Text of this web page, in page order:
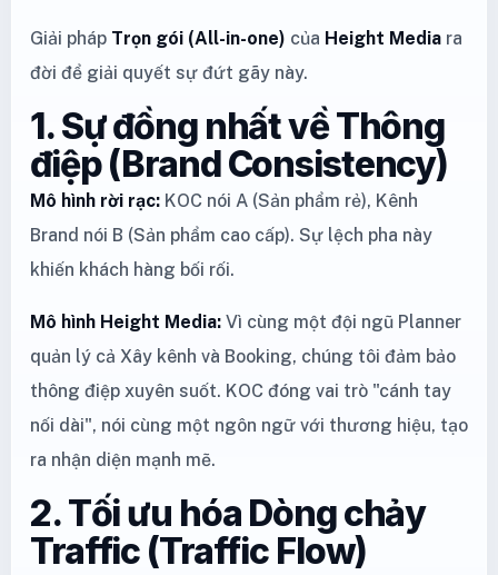
Giải pháp Trọn gói (All-in-one) của Height Media ra
đời để giải quyết sự đứt gãy này.
1. Sự đồng nhất về Thông
điệp (Brand Consistency)
Mô hình rời rạc: KOC nói A (Sản phẩm rẻ), Kênh
Brand nói B (Sản phẩm cao cấp). Sự lệch pha này
khiến khách hàng bối rối.
Mô hình Height Media: Vì cùng một đội ngũ Planner
quản lý cả Xây kênh và Booking, chúng tôi đảm bảo
thông điệp xuyên suốt. KOC đóng vai trò "cánh tay
nối dài", nói cùng một ngôn ngữ với thương hiệu, tạo
ra nhận diện mạnh mẽ.
2. Tối ưu hóa Dòng chảy
Traffic (Traffic Flow)